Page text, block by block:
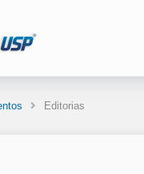
Editorias